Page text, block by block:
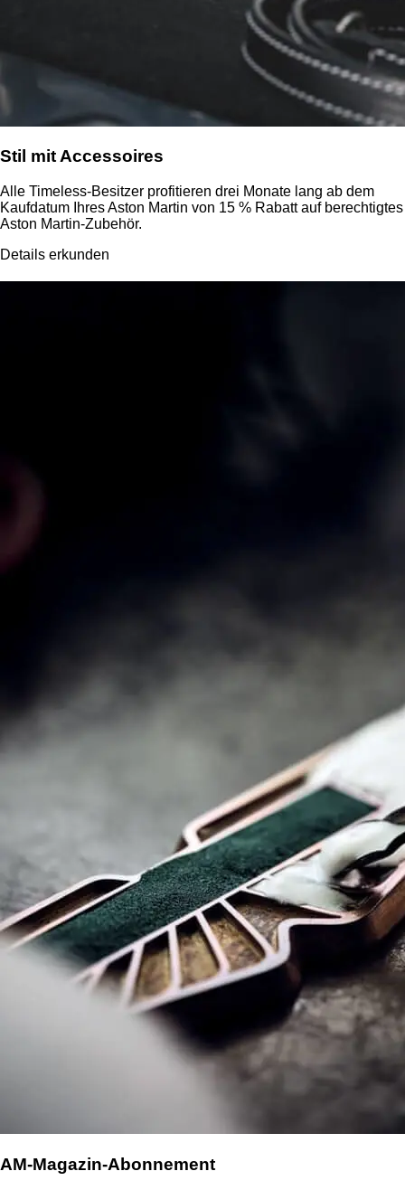
Stil mit Accessoires
Alle Timeless-Besitzer profitieren drei Monate lang ab dem
Kaufdatum Ihres Aston Martin von 15 % Rabatt auf berechtigtes
Aston Martin-Zubehör.
Details erkunden
AM-Magazin-Abonnement